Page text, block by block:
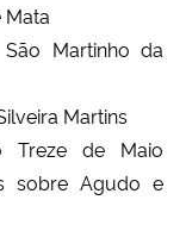
Mata
Martinho da
Martins
Treze de Maio
sobre Agudo e